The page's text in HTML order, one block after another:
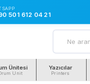
501 612 04 21
Ünitesi
Unit
Yazıcılar
Printers